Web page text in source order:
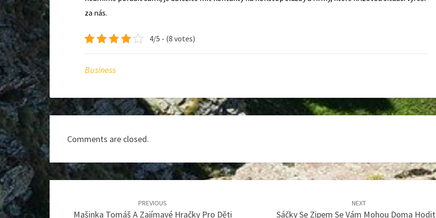
za nás.
4/5 - (8 votes)
Business
Comments are closed.
navigation
PREVIOUS
Mašinka Tomáš A Zajímavé Hračky Pro Děti
NEXT
Sáčky Se Zipem Se Vám Mohou Doma